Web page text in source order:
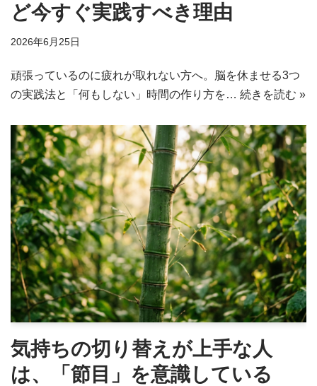
ど今すぐ実践すべき理由
2026年6月25日
頑張っているのに疲れが取れない方へ。脳を休ませる3つ
の実践法と「何もしない」時間の作り方を… 続きを読む »
気持ちの切り替えが上手な人
は、「節目」を意識している